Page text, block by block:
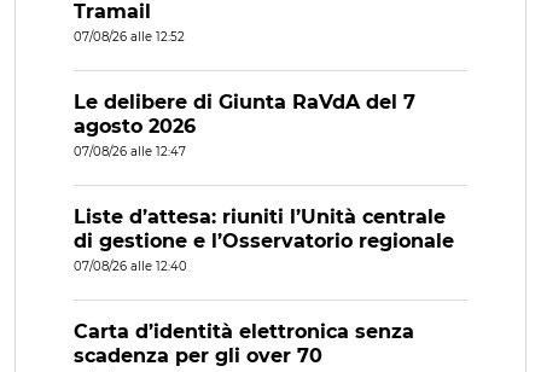
Tramail
07/08/26 alle 12:52
Le delibere di Giunta RaVdA del 7
agosto 2026
07/08/26 alle 12:47
Liste d’attesa: riuniti l’Unità centrale
di gestione e l’Osservatorio regionale
07/08/26 alle 12:40
Carta d’identità elettronica senza
scadenza per gli over 70